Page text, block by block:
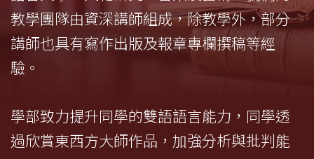
-
副
學
士
課
教學團隊由資深講師組成，除教學外，部分
講師也具有寫作出版及報章專欄撰稿等經
驗。
學部致力提升同學的雙語語言能力，同學透
過欣賞東西方大師作品，加強分析與批判能